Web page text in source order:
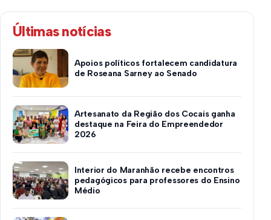
Últimas notícias
Apoios políticos fortalecem candidatura
de Roseana Sarney ao Senado
Artesanato da Região dos Cocais ganha
destaque na Feira do Empreendedor
2026
Interior do Maranhão recebe encontros
pedagógicos para professores do Ensino
Médio